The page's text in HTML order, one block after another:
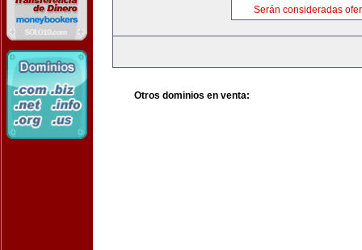
Serán consideradas
Otros dominios en venta: